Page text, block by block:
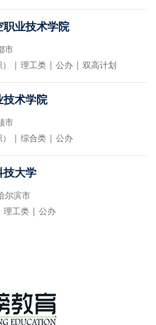
职业技术学院
市
） | 理工类 | 公办 | 双高计划
技术学院
市
） | 综合类 | 公办
技大学
尔滨市
理工类 | 公办